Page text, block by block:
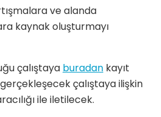
ve alanda
kaynak oluşturmayı
çalıştaya buradan kayıt
çalıştaya ilişkin
ile iletilecek.